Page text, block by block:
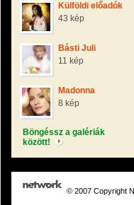
Külföldi előadók
43 kép
Básti Juli
11 kép
Madonna
8 kép
Böngéssz a galériák
között!
© 2007 Copyright